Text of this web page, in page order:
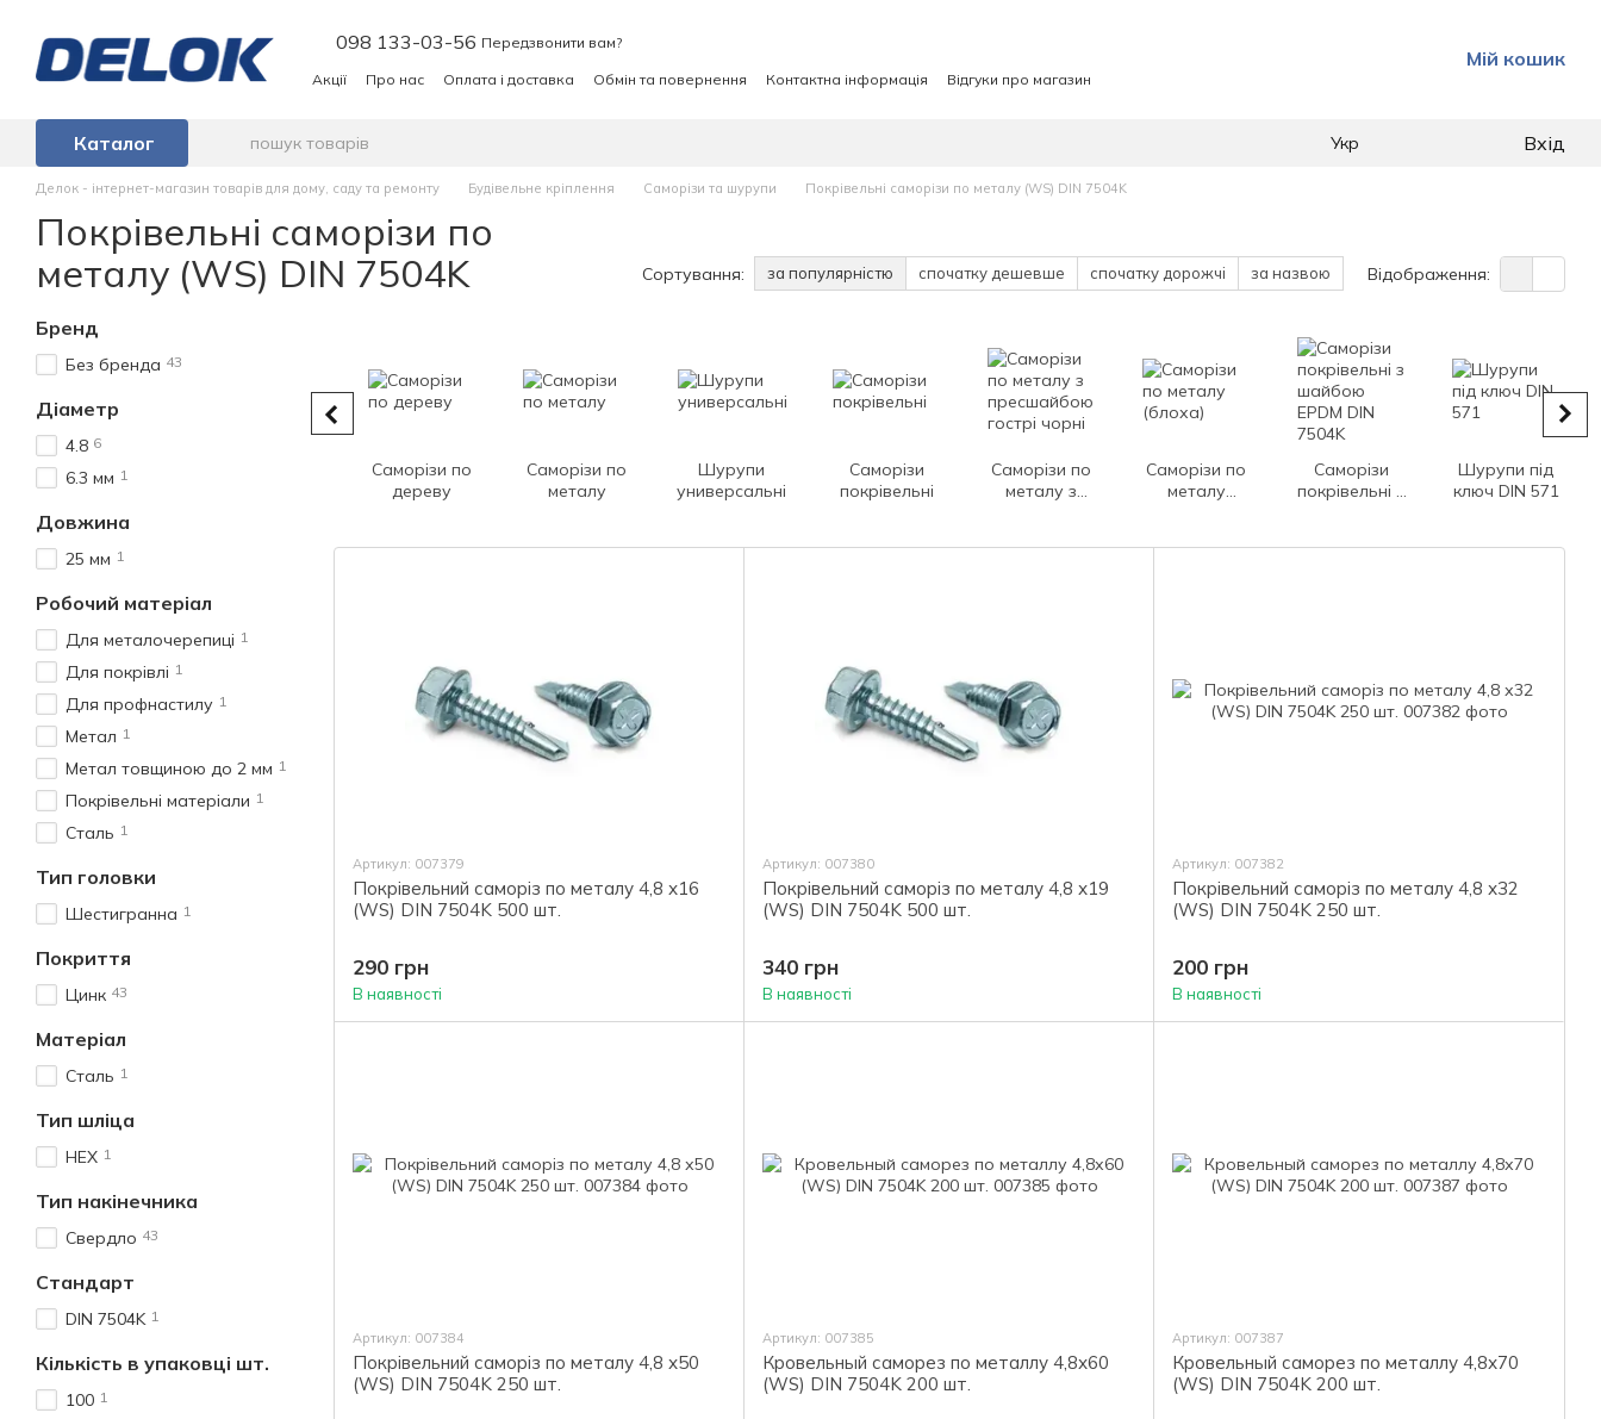
098 133-03-56 Передзвонити вам?
Акції Про нас Оплата і доставка Обмін та повернення Контактна інформація Відгуки про магазин
Мій кошик
Каталог Укр Вхід
Делок - інтернет-магазин товарів для дому, саду та ремонту Будівельне кріплення Саморізи та шурупи Покрівельні саморізи по металу (WS) DIN 7504K
Покрівельні саморізи по
металу (WS) DIN 7504K
Сортування: за популярністю спочатку дешевше спочатку дорожчі за назвою Відображення:
Саморізи по
дереву
Саморізи по
металу
Шурупи
универсальні
Саморізи
покрівельні
Саморізи по
металу з
Саморізи по
металу
Саморізи
покрівельні з
7504K
Шурупи під
ключ DIN 571
Артикул: 007379
Покрівельний саморіз по металу 4,8 х16
(WS) DIN 7504K 500 шт.
290 грн
В наявності
Артикул: 007380
Покрівельний саморіз по металу 4,8 х19
(WS) DIN 7504K 500 шт.
340 грн
В наявності
Артикул: 007382
Покрівельний саморіз по металу 4,8 х32
(WS) DIN 7504K 250 шт.
200 грн
В наявності
Артикул: 007384
Покрівельний саморіз по металу 4,8 х50
(WS) DIN 7504K 250 шт.
Артикул: 007385
Кровельный саморез по металлу 4,8х60
(WS) DIN 7504K 200 шт.
Артикул: 007387
Кровельный саморез по металлу 4,8х70
(WS) DIN 7504K 200 шт.
Бренд
Без бренда 43
Діаметр
4.8 6
6.3 мм 1
Довжина
25 мм 1
Робочий матеріал
Для металочерепиці 1
Для покрівлі 1
Для профнастилу 1
Метал 1
Метал товщиною до 2 мм 1
Покрівельні матеріали 1
Сталь 1
Тип головки
Шестигранна 1
Покриття
Цинк 43
Матеріал
Сталь 1
Тип шліца
HEX 1
Тип накінечника
Свердло 43
Стандарт
DIN 7504K 1
Кількість в упаковці шт.
100 1